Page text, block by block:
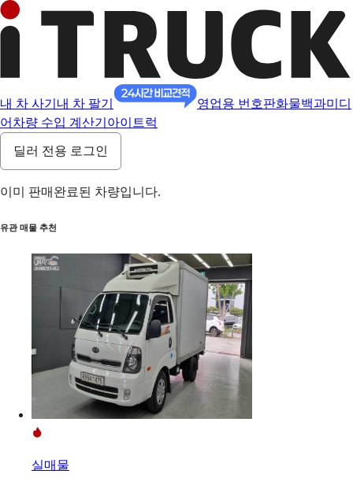
내 차 사기 내 차 팔기 영업용 번호판화물백과미디
어 차량 수입 계산기 아이트럭
딜러 전용 로그인
이미 판매완료된 차량입니다.
유관 매물 추천
실매물